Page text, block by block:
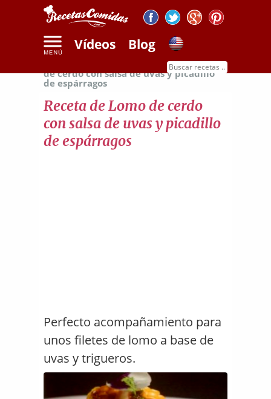
Vídeos Blog
Receta de lomo
de cerdo con salsa de uvas y picadillo
de espárragos
Receta de Lomo de cerdo
con salsa de uvas y picadillo
de espárragos
Perfecto acompañamiento para
unos filetes de lomo a base de
uvas y trigueros.